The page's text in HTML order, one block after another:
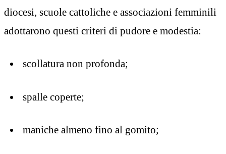
diocesi, scuole cattoliche e associazioni femminili
adottarono questi criteri di pudore e modestia:
scollatura non profonda;
spalle coperte;
maniche almeno fino al gomito;